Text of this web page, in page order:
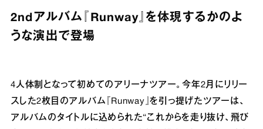
2ndアルバム『Runway』を体現するかのよ
うな演出で登場
4⼈体制となって初めてのアリーナツアー。今年2⽉にリリー
スした2枚⽬のアルバム『Runway』を引っ提げたツアーは、
アルバムのタイトルに込められた“これからを⾛り抜け、⾶び